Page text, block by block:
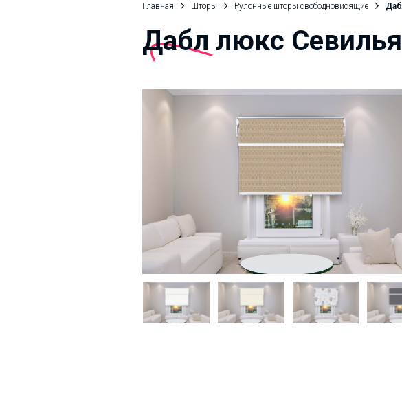
Главная Шторы Рулонные шторы свободновисящие
Дабл люкс